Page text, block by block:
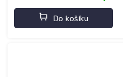
Do košíku